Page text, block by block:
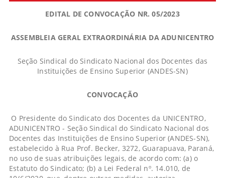
EDITAL DE CONVOCAÇÃO NR. 05/2023
ASSEMBLEIA GERAL EXTRAORDINÁRIA DA ADUNICENTRO
Seção Sindical do Sindicato Nacional dos Docentes das
Instituições de Ensino Superior (ANDES-SN)
CONVOCAÇÃO
O Presidente do Sindicato dos Docentes da UNICENTRO,
ADUNICENTRO - Seção Sindical do Sindicato Nacional dos
Docentes das Instituições de Ensino Superior (ANDES-SN),
estabelecido à Rua Prof. Becker, 3272, Guarapuava, Paraná,
no uso de suas atribuições legais, de acordo com: (a) o
Estatuto do Sindicato; (b) a Lei Federal nº. 14.010, de